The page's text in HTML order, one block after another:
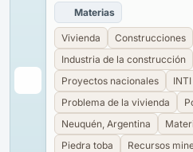
Materias
Vivienda Construcciones
Industria de la construcción
Proyectos nacionales
INTI
Problema de la vivienda
Neuquén, Argentina
Piedra toba
Recursos